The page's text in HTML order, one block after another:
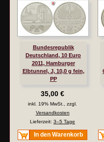
Bundesrepublik
Deutschland, 10 Euro
2011, Hamburger
Elbtunnel, J, 10,0 g fein,
PP
35,00 €
inkl. 19% MwSt., zzgl.
Versandkosten
Lieferzeit: 3–5 Tage
In den Warenkorb